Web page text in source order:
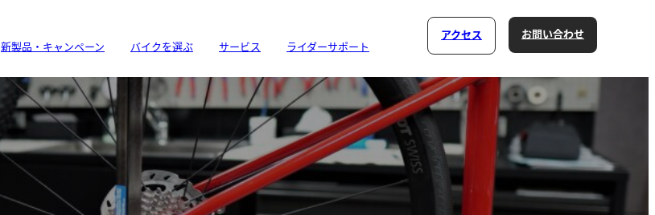
新製品・キャンペーン バイクを選ぶ サービス ライダーサポート
アクセス お問い合わせ